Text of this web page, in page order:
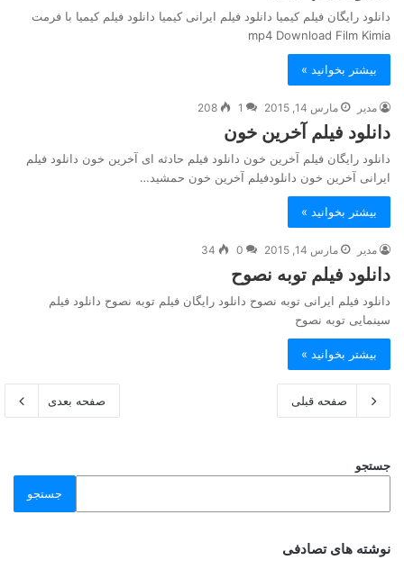
دانلود رایگان فیلم کیمیا دانلود فیلم ایرانی کیمیا دانلود فیلم کیمیا با فرمت
mp4 Download Film Kimia
بیشتر بخوانید »
مدیر مارس 14, 2015 1
208
دانلود فیلم آخرین خون
دانلود رایگان فیلم آخرین خون دانلود فیلم حادثه ای آخرین خون دانلود فیلم
ایرانی آخرین خون دانلودفیلم آخرین خون حمشید…
بیشتر بخوانید »
مدیر مارس 14, 2015 0
34
دانلود فیلم توبه نصوح
دانلود فیلم ایرانی توبه نصوح دانلود رایگان فیلم توبه نصوح دانلود فیلم
سینمایی توبه نصوح
بیشتر بخوانید »
صفحه قبلی صفحه بعدی
جستجو
جستجو
نوشته های تصادفی